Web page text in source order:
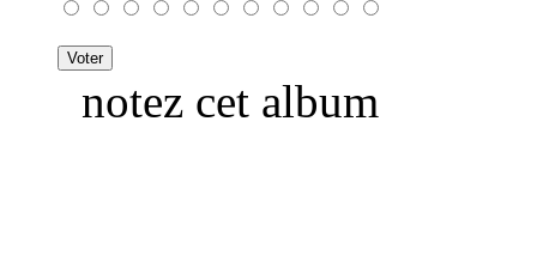
notez cet album